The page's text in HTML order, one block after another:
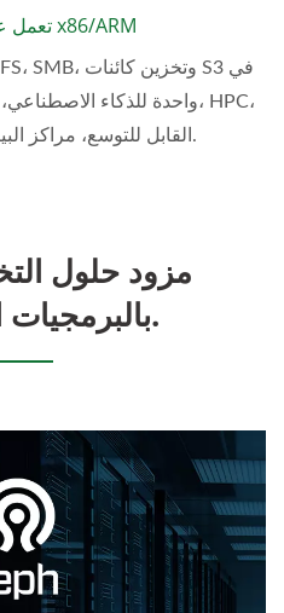
حزمة SW تعمل على x86/ARM
NAS القابل للتوسع، مراكز البيانات، والشركات.
مزود حلول
بالبرمجيات الموثوق به.